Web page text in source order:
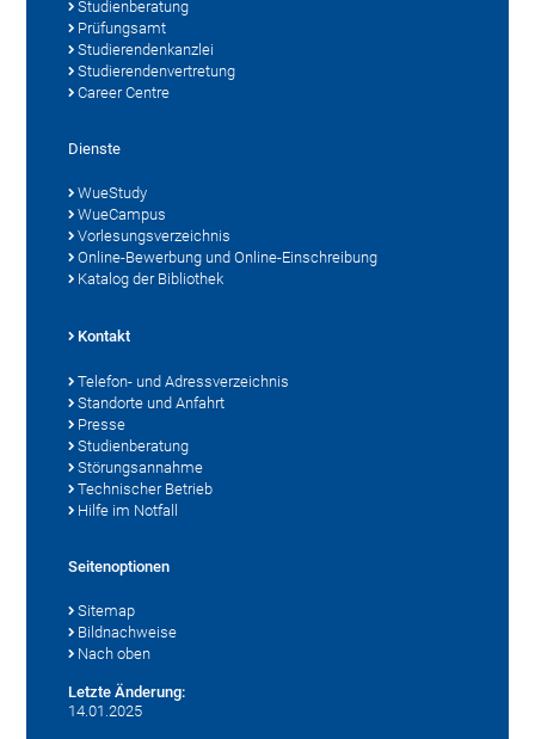
Studienberatung
Prüfungsamt
Studierendenkanzlei
Studierendenvertretung
Career Centre
Dienste
WueStudy
WueCampus
Vorlesungsverzeichnis
Online-Bewerbung und Online-Einschreibung
Katalog der Bibliothek
Kontakt
Telefon- und Adressverzeichnis
Standorte und Anfahrt
Presse
Studienberatung
Störungsannahme
Technischer Betrieb
Hilfe im Notfall
Seitenoptionen
Sitemap
Bildnachweise
Nach oben
Letzte Änderung:
14.01.2025